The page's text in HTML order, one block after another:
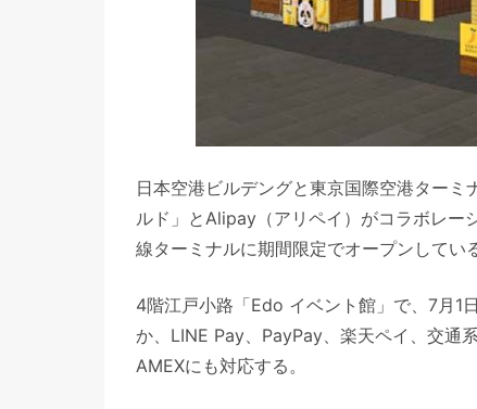
日本空港ビルデングと東京国際空港ター
ルド」とAlipay（アリペイ）がコラボレー
線ターミナルに期間限定でオープンしている
4階江戸小路「Edo イベント館」で、7月1
か、LINE Pay、PayPay、楽天ペイ、交通
AMEXにも対応する。